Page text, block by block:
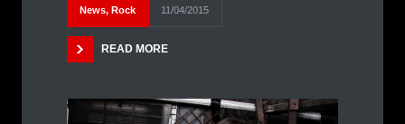
News, Rock 11/04/2015
READ MORE